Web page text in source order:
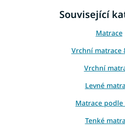
Související
Matrace
Vrchní matrace
Vrchní
Levné
Matrace podle
Tenké